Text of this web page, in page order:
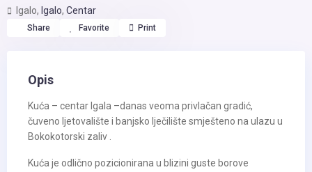
Igalo, Igalo, Centar
Share Favorite Print
Opis
Kuća – centar Igala –danas veoma privlačan gradić,
čuveno ljetovalište i banjsko lječilište smješteno na ulazu u
Bokokotorski zaliv .
Kuća je odlično pozicionirana u blizini guste borove